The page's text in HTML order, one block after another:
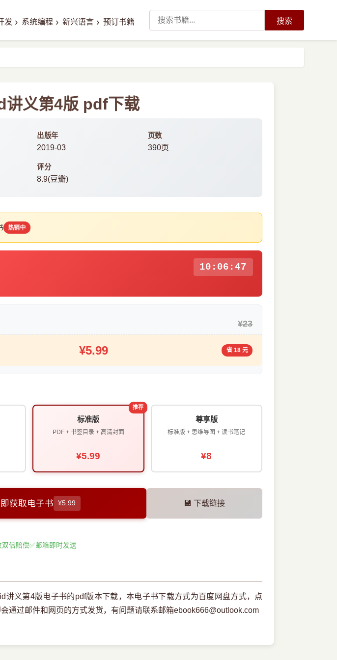
发 › 系统编程 › 新兴语言 › 预订书籍 搜索
义第4版 pdf下载
出版年
2019-03
页数
390页
评分
8.9(豆瓣)
热销中
10:06:47
¥23
¥5.99 省 18 元
推荐
标准版
PDF + 书签目录 + 高清封面
¥5.99
尊享版
标准版 + 思维导图 + 读书笔记
¥8
获取电子书 ¥5.99 💾 下载链接
倍赔偿✅邮箱即时发送
讲义第4版电子书的pdf版本下载，本电子书下载方式为百度网盘方式，点
通过邮件和网页的方式发货，有问题请联系邮箱ebook666@outlook.com